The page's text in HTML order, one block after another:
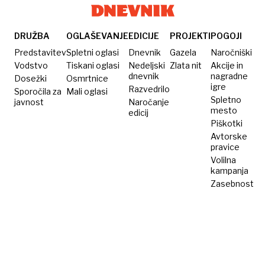
DRUŽBA
Predstavitev
Vodstvo
Dosežki
Sporočila za
javnost
OGLAŠEVANJE
Spletni oglasi
Tiskani oglasi
Osmrtnice
Mali oglasi
EDICIJE
Dnevnik
Nedeljski
dnevnik
Razvedrilo
Naročanje
edicij
PROJEKTI
Gazela
Zlata nit
POGOJI
Naročniški
Akcije in
nagradne
igre
Spletno
mesto
Piškotki
Avtorske
pravice
Volilna
kampanja
Zasebnost